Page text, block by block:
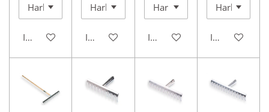
In winkelwagenIn winkelwagenIn winkelwagenIn